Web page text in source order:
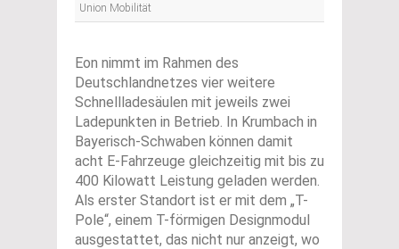
Union Mobilität
Eon nimmt im Rahmen des
Deutschlandnetzes vier weitere
Schnellladesäulen mit jeweils zwei
Ladepunkten in Betrieb. In Krumbach in
Bayerisch-Schwaben können damit
acht E-Fahrzeuge gleichzeitig mit bis zu
400 Kilowatt Leistung geladen werden.
Als erster Standort ist er mit dem „T-
Pole“, einem T-förmigen Designmodul
ausgestattet, das nicht nur anzeigt, wo